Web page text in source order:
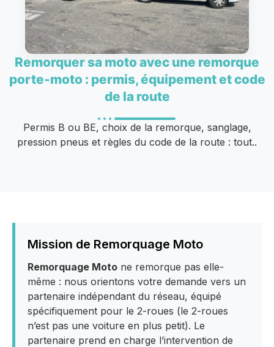
Remorquer sa moto avec une remorque
porte-moto : permis, équipement et code
de la route
Permis B ou BE, choix de la remorque, sanglage,
pression pneus et règles du code de la route : tout..
Mission de Remorquage Moto
Remorquage Moto ne remorque pas elle-
même : nous orientons votre demande vers un
partenaire indépendant du réseau, équipé
spécifiquement pour le 2-roues (le 2-roues
n’est pas une voiture en plus petit). Le
partenaire prend en charge l’intervention de